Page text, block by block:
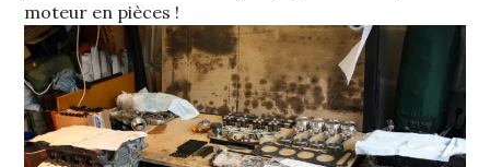
moteur en pièces !